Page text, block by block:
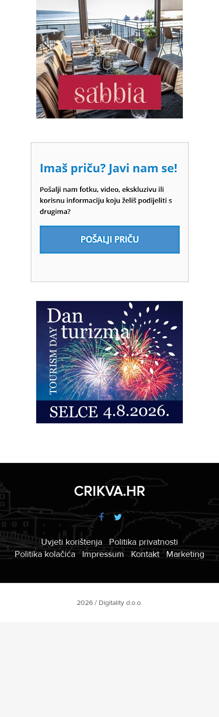
CRIKVA.HR
Uvjeti korištenja
Politika privatnosti
Politika kolačića
Impressum Kontakt Marketing
2026 / Digitality d.o.o.